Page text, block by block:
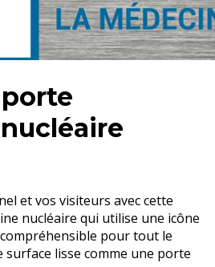
et vos visiteurs avec cette
nucléaire qui utilise une icône
pour tout le
surface lisse comme une porte